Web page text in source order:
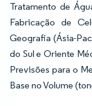
Tratamento de
Fabricação de
Geografia (Ásia-
do Sul e Oriente
Previsões para o
Base no Volume